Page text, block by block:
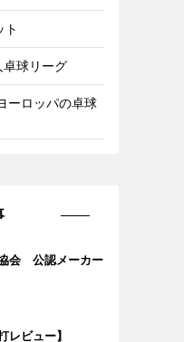
ト
卓球リーグ
ーロッパの卓球
会 公認メーカー
レビュー】